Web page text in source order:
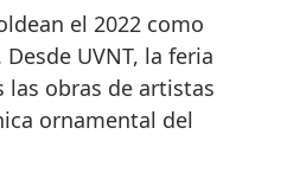
UVNT, la feria
las obras de artistas
ornamental del